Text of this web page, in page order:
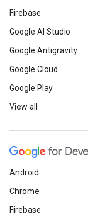
Firebase
Google AI Studio
Google Antigravity
Google Cloud
Google Play
View all
Android
Chrome
Firebase